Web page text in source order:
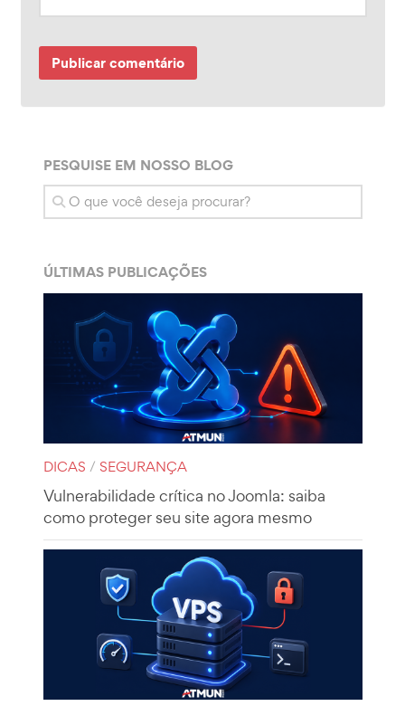
PESQUISE EM NOSSO BLOG
ÚLTIMAS PUBLICAÇÕES
DICAS / SEGURANÇA
Vulnerabilidade crítica no Joomla: saiba
como proteger seu site agora mesmo